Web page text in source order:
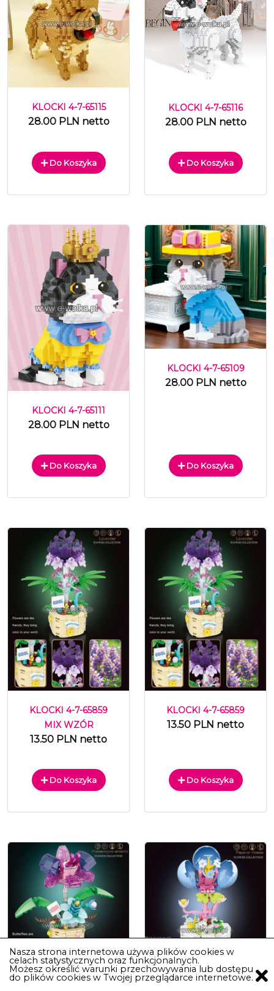
KLOCKI 4-7-65115
28.00 PLN netto
Do Koszyka
KLOCKI 4-7-65116
28.00 PLN netto
Do Koszyka
KLOCKI 4-7-65111
28.00 PLN netto
Do Koszyka
KLOCKI 4-7-65109
28.00 PLN netto
Do Koszyka
KLOCKI 4-7-65859
MIX WZÓR
13.50 PLN netto
Do Koszyka
KLOCKI 4-7-65859
13.50 PLN netto
Do Koszyka
Nasza strona internetowa używa plików cookies w
celach statystycznych oraz funkcjonalnych.
Możesz określić warunki przechowywania lub dostępu
do plików cookies w Twojej przeglądarce internetowe.